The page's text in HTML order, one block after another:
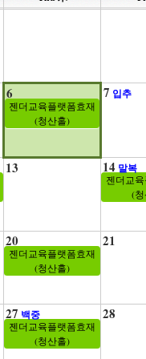
6
젠더교육플랫폼효재
(청산홀)
7 입추
13 14 말복
젠더교
(
20
젠더교육플랫폼효재
(청산홀)
21
27 백중
젠더교육플랫폼효재
(청산홀)
28